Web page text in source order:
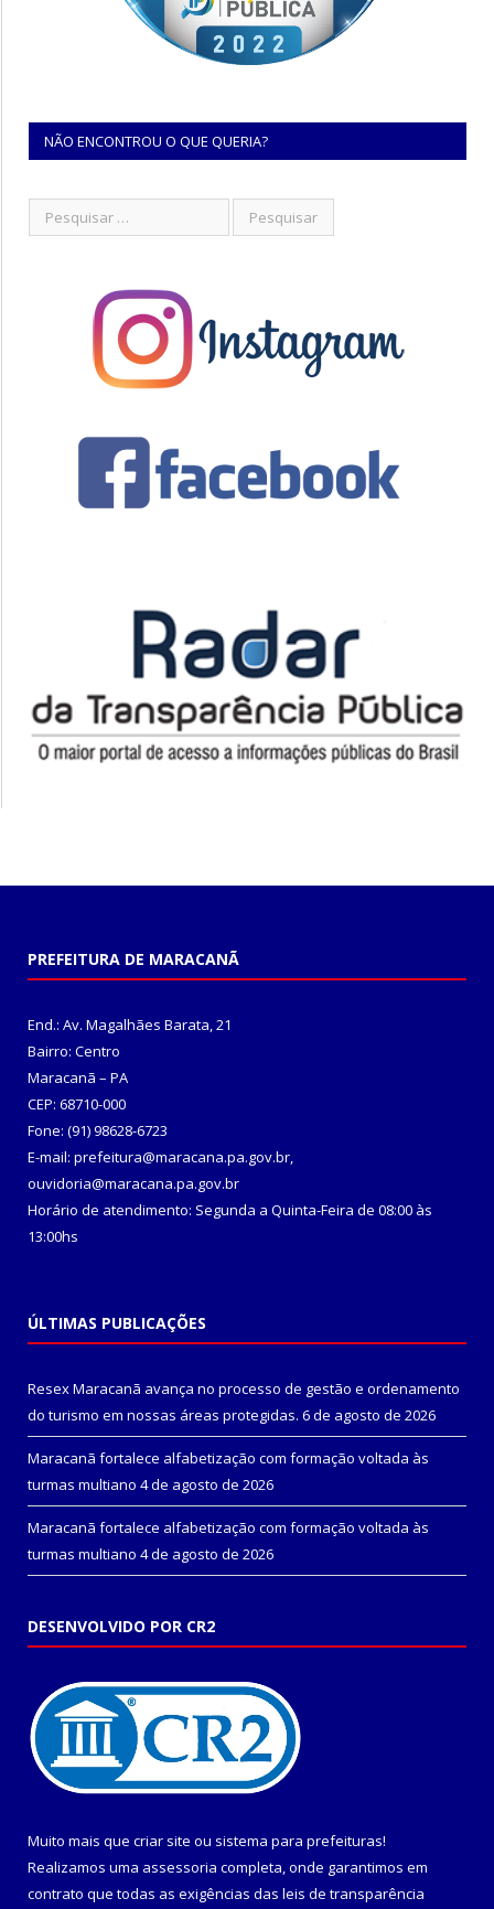
NÃO ENCONTROU O QUE QUERIA?
PREFEITURA DE MARACANÃ
End.: Av. Magalhães Barata, 21
Bairro: Centro
Maracanã – PA
CEP: 68710-000
Fone: (91) 98628-6723
E-mail: prefeitura@maracana.pa.gov.br,
ouvidoria@maracana.pa.gov.br
Horário de atendimento: Segunda a Quinta-Feira de 08:00 às
13:00hs
ÚLTIMAS PUBLICAÇÕES
Resex Maracanã avança no processo de gestão e ordenamento
do turismo em nossas áreas protegidas. 6 de agosto de 2026
Maracanã fortalece alfabetização com formação voltada às
turmas multiano 4 de agosto de 2026
Maracanã fortalece alfabetização com formação voltada às
turmas multiano 4 de agosto de 2026
DESENVOLVIDO POR CR2
Muito mais que criar site ou sistema para prefeituras!
Realizamos uma assessoria completa, onde garantimos em
contrato que todas as exigências das leis de transparência